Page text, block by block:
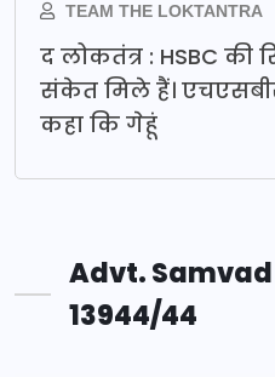
TEAM THE LOKTANTRA
द लोकतंत्र : HSBC की
संकेत मिले हैं।
कहा कि गेहूं
Advt. Samvad
13944/44